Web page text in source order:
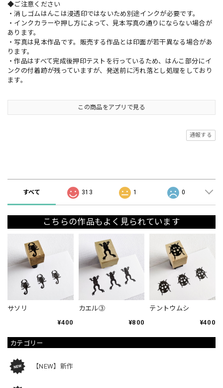
カテゴリー
【NEW】新作
◆ご注意ください
・消しゴムはんこは浸透印ではないため別途インクが必要です。
・インクカラーや押し方によって、見本写真の通りにならない場合が
あります。
・写真は見本作品です。販売する作品とは印面が若干異なる場合があ
ります。
・作品はすべて完成後押印テストを行っているため、はんこ部分にイ
ンクの付着跡が残っていますが、発送前に汚れ落とし処理をしており
ます。
この商品をアプリで見る
通報する
すべて 313 1 0
こちらの作品もよく見られています
サソリ
¥400
カエル③
¥800
テントウムシ
¥400